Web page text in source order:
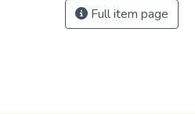
Full item page